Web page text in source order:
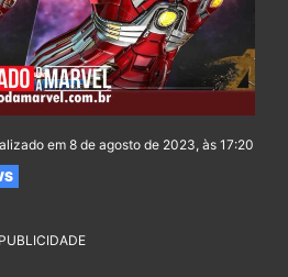
em 8 de agosto de 2023, às 17:20
PUBLICIDADE